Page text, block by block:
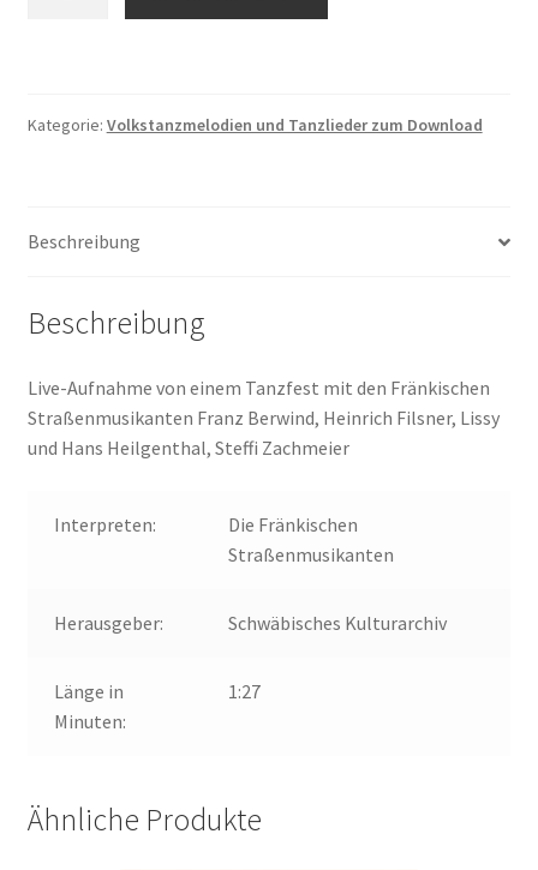
Kategorie: Volkstanzmelodien und Tanzlieder zum Download
Beschreibung
Beschreibung
Live-Aufnahme von einem Tanzfest mit den Fränkischen
Straßenmusikanten Franz Berwind, Heinrich Filsner, Lissy
und Hans Heilgenthal, Steffi Zachmeier
Interpreten:
Die Fränkischen
Straßenmusikanten
Herausgeber: Schwäbisches Kulturarchiv
Länge in
Minuten:
1:27
Ähnliche Produkte